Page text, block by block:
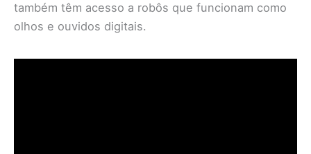
também têm acesso a robôs que funcionam como
olhos e ouvidos digitais.